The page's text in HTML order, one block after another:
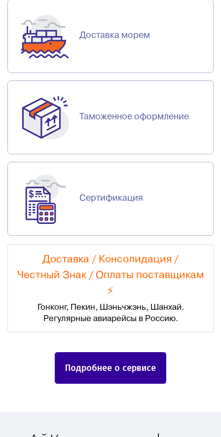
Доставка морем
Таможенное оформление
Сертификация
Доставка / Консолидация /
Честный Знак / Оплаты поставщикам
⚡
Гонконг, Пекин, Шэньчжэнь, Шанхай.
Регулярные авиарейсы в Россию.
Подробнее о сервисе